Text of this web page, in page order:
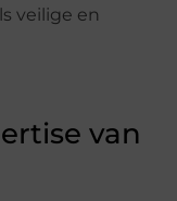
veilige en
van